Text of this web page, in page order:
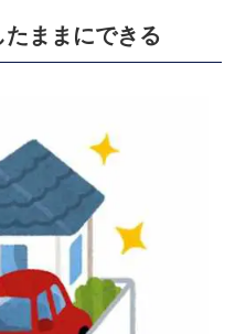
ままにできる